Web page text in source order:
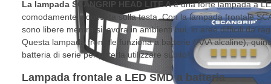
La lampada SCANGRIP HEAD LITE Aè una forte lampada a
comodamente indossata sulla testa. Con la lampada frontale
sono libere mentre si lavora in ambienti bui, in aree difficili da
Questa lampada frontale funziona a batterie (AAA alcaline),
batteria di serie per poterla utilizzare subito!
Lampada frontale a LED SMD a batteria